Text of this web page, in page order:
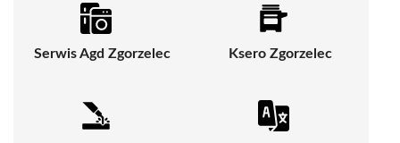
Serwis Agd Zgorzelec Ksero Zgorzelec